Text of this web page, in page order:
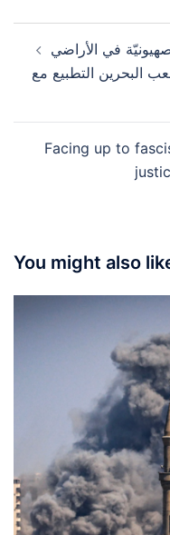
navigation
في الأراضي
البحرين التطبيع مع
Facing up to
You might also